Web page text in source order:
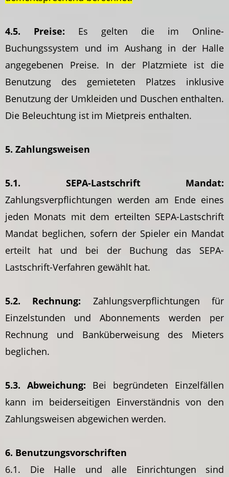
4.5. Preise: Es gelten die im Online-
Buchungssystem und im Aushang in der Halle
angegebenen Preise. In der Platzmiete ist die
Benutzung des gemieteten Platzes inklusive
Benutzung der Umkleiden und Duschen enthalten.
Die Beleuchtung ist im Mietpreis enthalten.
5. Zahlungsweisen
5.1. SEPA-Lastschrift Mandat:
Zahlungsverpflichtungen werden am Ende eines
jeden Monats mit dem erteilten SEPA-Lastschrift
Mandat beglichen, sofern der Spieler ein Mandat
erteilt hat und bei der Buchung das SEPA-
Lastschrift-Verfahren gewählt hat.
5.2. Rechnung: Zahlungsverpflichtungen für
Einzelstunden und Abonnements werden per
Rechnung und Banküberweisung des Mieters
beglichen.
5.3. Abweichung: Bei begründeten Einzelfällen
kann im beiderseitigen Einverständnis von den
Zahlungsweisen abgewichen werden.
6. Benutzungsvorschriften
6.1. Die Halle und alle Einrichtungen sind